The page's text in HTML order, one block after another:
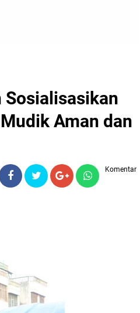
Sosialisasikan
Aman dan
Komentar